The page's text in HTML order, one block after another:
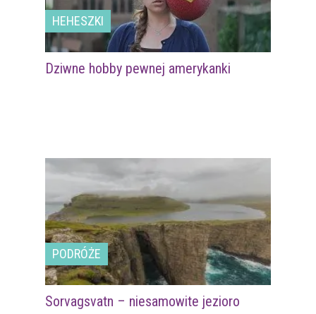
HEHESZKI
Dziwne hobby pewnej amerykanki
PODRÓŻE
Sorvagsvatn – niesamowite jezioro